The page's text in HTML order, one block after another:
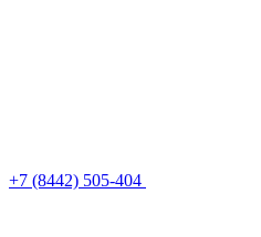
+7 (8442) 505-404